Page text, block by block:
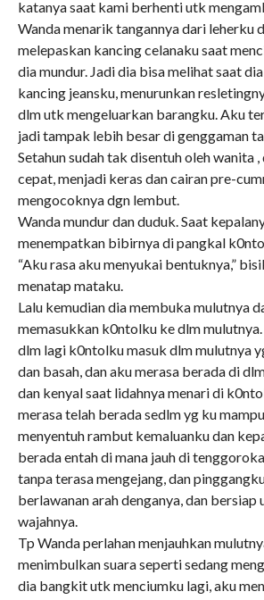
katanya saat kami berhenti utk
Wanda menarik tangannya dari leherku
melepaskan kancing celanaku saat
dia mundur. Jadi dia bisa melihat saat
kancing jeansku, menurunkan
dlm utk mengeluarkan barangku. Aku
jadi tampak lebih besar di genggaman
Setahun sudah tak disentuh oleh wanita
cepat, menjadi keras dan cairan pre-
mengocoknya dgn lembut.
Wanda mundur dan duduk. Saat
menempatkan bibirnya di pangkal
“Aku rasa aku menyukai bentuknya,”
menatap mataku.
Lalu kemudian dia membuka mulutnya
memasukkan k0ntolku ke dlm
dlm lagi k0ntolku masuk dlm mulutnya
dan basah, dan aku merasa berada di
dan kenyal saat lidahnya menari di
merasa telah berada sedlm yg ku
menyentuh rambut kemaluanku dan
berada entah di mana jauh di
tanpa terasa mengejang, dan
berlawanan arah denganya, dan
wajahnya.
Tp Wanda perlahan menjauhkan
menimbulkan suara seperti sedang
dia bangkit utk menciumku lagi, aku